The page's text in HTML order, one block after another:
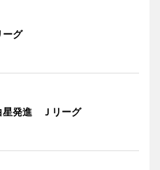
グ
星発進 Ｊリーグ